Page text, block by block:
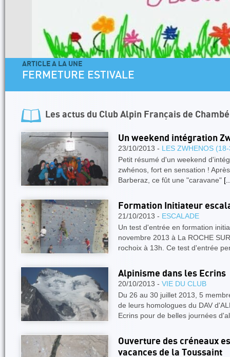
ARTICLE A LA UNE
FERMETURE ESTIVALE
Les actus du Club Alpin Français de
Un weekend intégration
23/10/2013 - LES ZWHENOS
Petit résumé d'un weekend
zwhénos, fort en sensation !
Barberaz, ce fût une "caravane"
Formation Initiateur
21/10/2013 - ESCALADE
Un test d'entrée en formation
novembre 2013 à La ROCHE
rochoix à 13h. Ce test d'entrée
Alpinisme dans les Ecrins
20/10/2013 - VIE DU CLUB
Du 26 au 30 juillet 2013, 5
de leurs homologues du DAV
Ecrins pour de belles journées
Ouverture des créneaux
vacances de la Toussaint